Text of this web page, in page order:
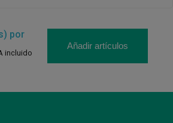
por
incluido
Añadir artículos